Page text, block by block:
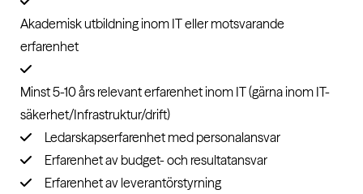
Akademisk utbildning inom IT eller motsvarande
erfarenhet
Minst 5-10 års relevant erfarenhet inom IT (gärna inom IT-
säkerhet/Infrastruktur/drift)
Ledarskapserfarenhet med personalansvar
Erfarenhet av budget- och resultatansvar
Erfarenhet av leverantörstyrning